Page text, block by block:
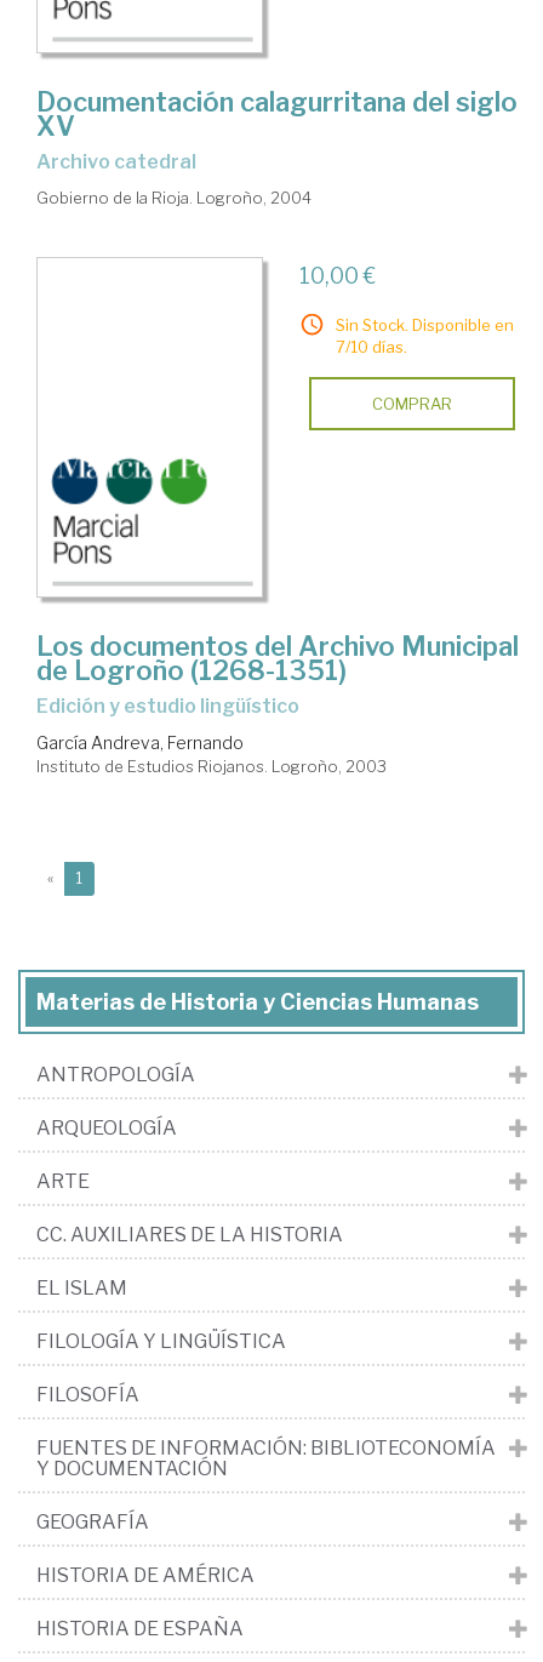
Documentación calagurritana del siglo
XV
archivo catedral
Gobierno de la Rioja. Logroño, 2004
10,00 €
Sin Stock. Disponible en
7/10 días.
COMPRAR
Los documentos del Archivo Municipal
de Logroño (1268-1351)
edición y estudio lingüístico
García Andreva, Fernando
Instituto de Estudios Riojanos. Logroño, 2003
« 1
Materias de Historia y Ciencias Humanas
ANTROPOLOGÍA
ARQUEOLOGÍA
ARTE
CC. AUXILIARES DE LA HISTORIA
EL ISLAM
FILOLOGÍA Y LINGÜÍSTICA
FILOSOFÍA
FUENTES DE INFORMACIÓN: BIBLIOTECONOMÍA
Y DOCUMENTACIÓN
GEOGRAFÍA
HISTORIA DE AMÉRICA
HISTORIA DE ESPAÑA